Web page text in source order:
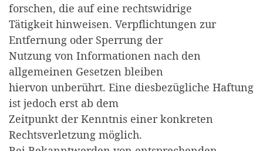
forschen, die auf eine rechtswidrige
Tätigkeit hinweisen. Verpflichtungen zur
Entfernung oder Sperrung der
Nutzung von Informationen nach den
allgemeinen Gesetzen bleiben
hiervon unberührt. Eine diesbezügliche Haftung
ist jedoch erst ab dem
Zeitpunkt der Kenntnis einer konkreten
Rechtsverletzung möglich.